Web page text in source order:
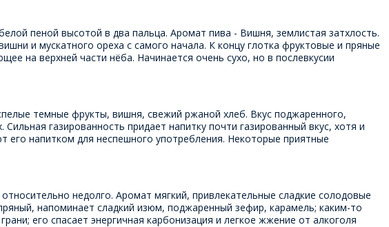
пеной высотой в два пальца. Аромат пива - Вишня, землистая затхлость.
и мускатного ореха с самого начала. К концу глотка фруктовые и пряные
на верхней части нёба. Начинается очень сухо, но в послевкусии
темные фрукты, вишня, свежий ржаной хлеб. Вкус поджаренного,
газированность придает напитку почти газированный вкус, хотя и
его напитком для неспешного употребления. Некоторые приятные
недолго. Аромат мягкий, привлекательные сладкие солодовые
напоминает сладкий изюм, поджаренный зефир, карамель; каким-то
его спасает энергичная карбонизация и легкое жжение от алкоголя